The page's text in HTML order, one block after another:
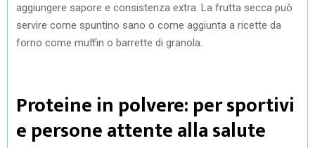
aggiungere sapore e consistenza extra. La frutta secca può
servire come spuntino sano o come aggiunta a ricette da
forno come muffin o barrette di granola.
Proteine in polvere: per sportivi
e persone attente alla salute